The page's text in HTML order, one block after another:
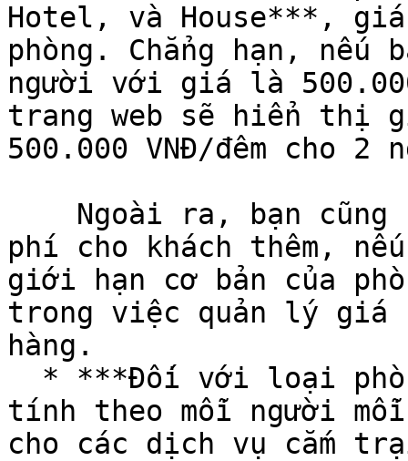
Hotel, và House***,
phòng. Chẳng hạn, nếu
người với giá là
trang web sẽ hiển thị
500.000 VNĐ/đêm cho 2
phí cho khách thêm,
giới hạn cơ bản của
trong việc quản lý giá
hàng.
tính theo mỗi người mỗi
cho các dịch vụ cắm